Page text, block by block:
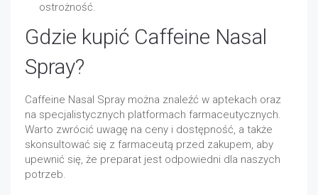
ostrożność.
Gdzie kupić Caffeine Nasal
Spray?
Caffeine Nasal Spray można znaleźć w aptekach oraz
na specjalistycznych platformach farmaceutycznych.
Warto zwrócić uwagę na ceny i dostępność, a także
skonsultować się z farmaceutą przed zakupem, aby
upewnić się, że preparat jest odpowiedni dla naszych
potrzeb.